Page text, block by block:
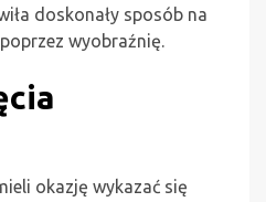
doskonały sposób na
wyobraźnię.
okazję wykazać się